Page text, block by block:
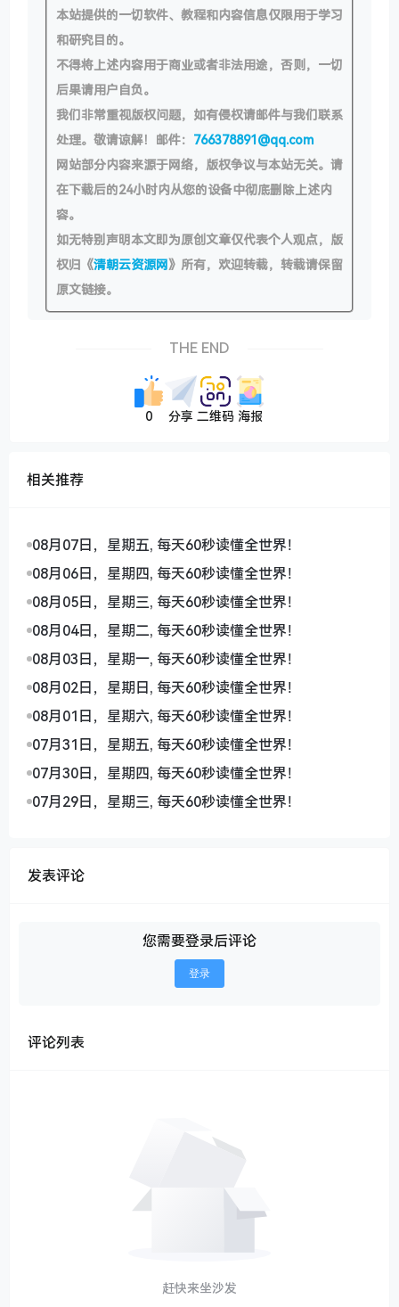
本站提供的一切软件、教程和内容信息仅限用于学习
和研究目的。
不得将上述内容用于商业或者非法用途，否则，一切
后果请用户自负。
我们非常重视版权问题，如有侵权请邮件与我们联系
处理。敬请谅解！邮件： 766378891@qq.com
网站部分内容来源于网络，版权争议与本站无关。请
在下载后的24小时内从您的设备中彻底删除上述内
容。
如无特别声明本文即为原创文章仅代表个人观点，版
权归《清朝云资源网》所有，欢迎转载，转载请保留
原文链接。
THE END
0 分享 二维码 海报
相关推荐
08月07日，星期五, 每天60秒读懂全世界！
08月06日，星期四, 每天60秒读懂全世界！
08月05日，星期三, 每天60秒读懂全世界！
08月04日，星期二, 每天60秒读懂全世界！
08月03日，星期一, 每天60秒读懂全世界！
08月02日，星期日, 每天60秒读懂全世界！
08月01日，星期六, 每天60秒读懂全世界！
07月31日，星期五, 每天60秒读懂全世界！
07月30日，星期四, 每天60秒读懂全世界！
07月29日，星期三, 每天60秒读懂全世界！
发表评论
您需要登录后评论
登录
评论列表
赶快来坐沙发